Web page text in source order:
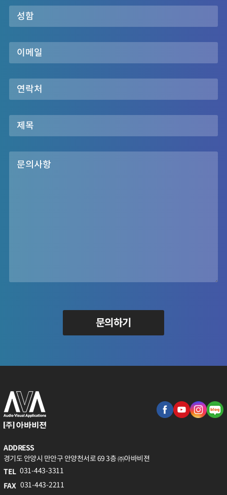
문의하기
ADDRESS
경기도 안양시 만안구 안양천서로 69 3층 ㈜아바비젼
TEL 031-443-3311
FAX 031-443-2211